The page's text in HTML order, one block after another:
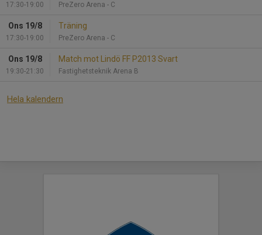
17:30-19:00 PreZero Arena - C
Ons 19/8
17:30-19:00
Träning
PreZero Arena - C
Ons 19/8
19:30-21:30
Match mot Lindö FF P2013 Svart
Fastighetsteknik Arena B
Hela kalendern